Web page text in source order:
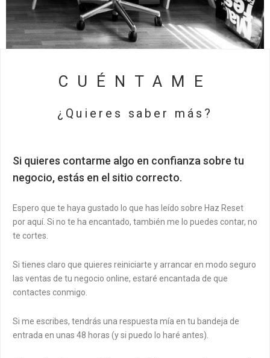
CUÉNTAME
¿Quieres saber más?
Si quieres contarme algo en confianza sobre tu
negocio, estás en el sitio correcto.
Espero que te haya gustado lo que has leído sobre Haz Reset
por aquí. Si no te ha encantado, también me lo puedes contar, no
te cortes.
Si tienes claro que quieres reiniciarte y arrancar en modo seguro
las ventas de tu negocio online, estaré encantada de que
contactes conmigo.
Si me escribes, tendrás una respuesta mía en tu bandeja de
entrada en unas 48 horas (y si puedo lo haré antes).